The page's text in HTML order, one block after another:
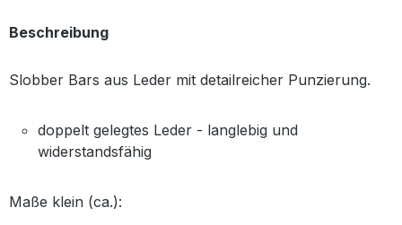
Beschreibung
Slobber Bars aus Leder mit detailreicher Punzierung.
doppelt gelegtes Leder - langlebig und
widerstandsfähig
Maße klein (ca.):